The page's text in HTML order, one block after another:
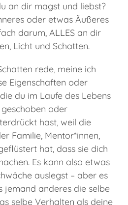
an dir magst und liebst?
oder etwas Äußeres
darum, ALLES an dir
Licht und Schatten.
rede, meine ich
Eigenschaften oder
du im Laufe des Lebens
oder
hast, weil die
Familie, Mentor*innen,
hat, dass sie dich
Es kann also etwas
auslegst – aber es
jemand anderes die selbe
selbe Verhalten als deine